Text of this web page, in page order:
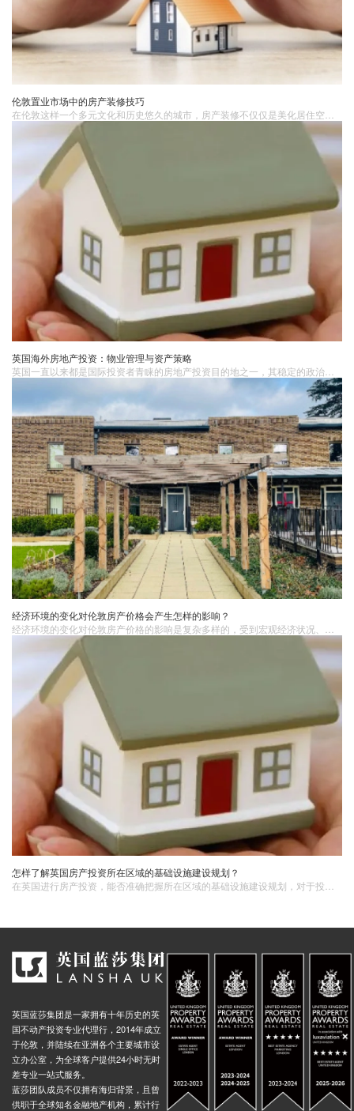
伦敦置业市场中的房产装修技巧
英国海外房地产投资：物业管理与资产策略
经济环境的变化对伦敦房产价格会产生怎样的影响？
怎样了解英国房产投资所在区域的基础设施建设规划？
英国蓝莎集团是一家拥有十年历史的英
国不动产投资专业代理行，2014年成立
于伦敦，并陆续在亚洲各个主要城市设
立办公室，为全球客户提供24小时无时
差专业一站式服务。
蓝莎团队成员不仅拥有海归背景，且曾
供职于全球知名金融地产机构，累计行